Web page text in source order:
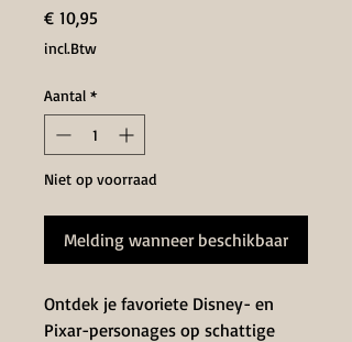
€ 10,95
incl.Btw
Aantal *
Niet op voorraad
Melding wanneer beschikbaar
Ontdek je favoriete Disney- en
Pixar-personages op schattige